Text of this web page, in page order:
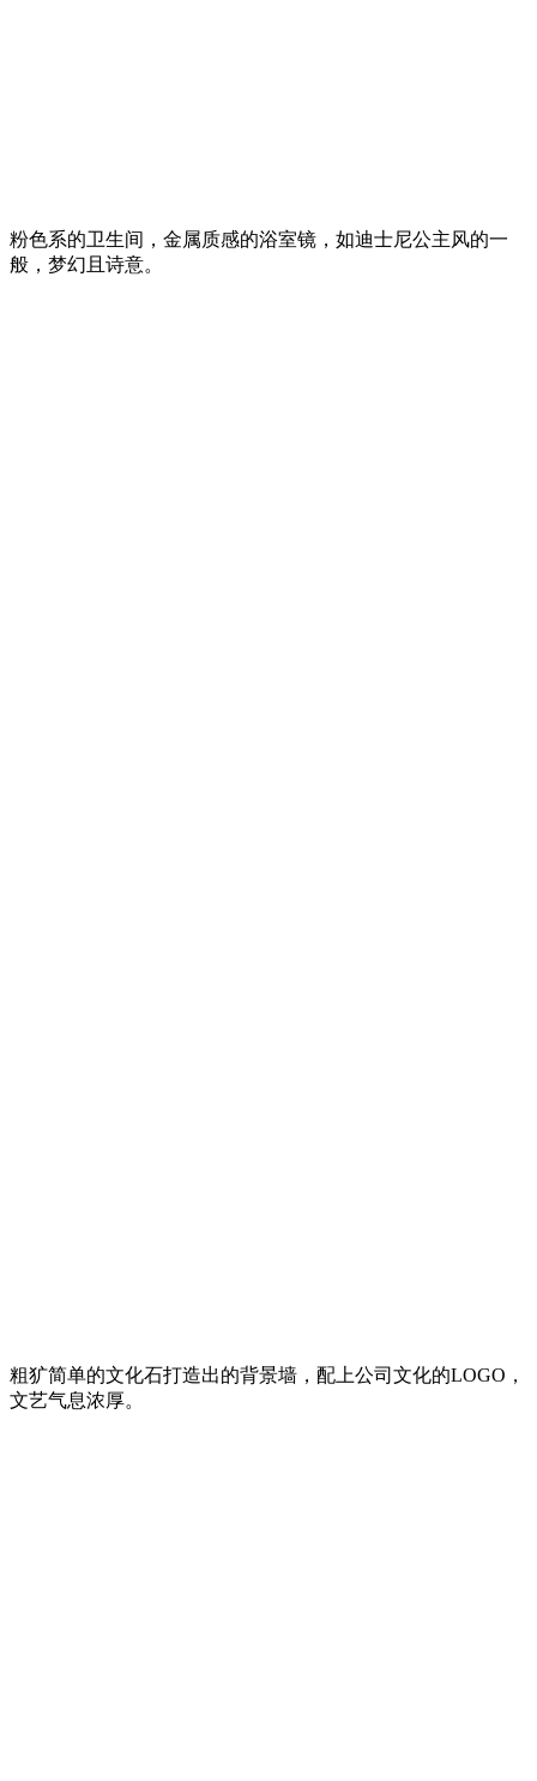
粉色系的卫生间，金属质感的浴室镜，如迪士尼公主风的一
般，梦幻且诗意。
粗犷简单的文化石打造出的背景墙，配上公司文化的LOGO，
文艺气息浓厚。